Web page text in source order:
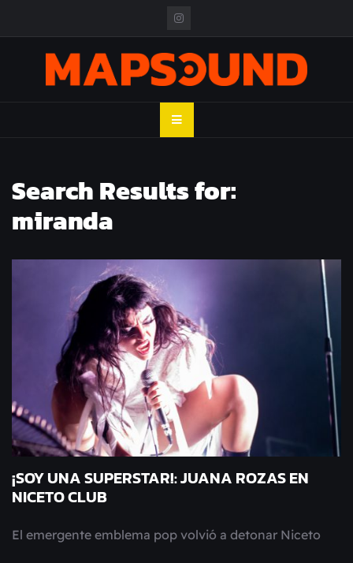
MAPSOUND
Search Results for:
miranda
¡SOY UNA SUPERSTAR!: JUANA ROZAS EN
NICETO CLUB
El emergente emblema pop volvió a detonar Niceto